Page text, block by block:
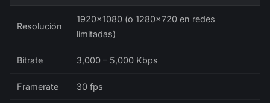
Resolución
1920×1080 (o 1280×720 en redes
limitadas)
Bitrate 3,000 – 5,000 Kbps
Framerate 30 fps